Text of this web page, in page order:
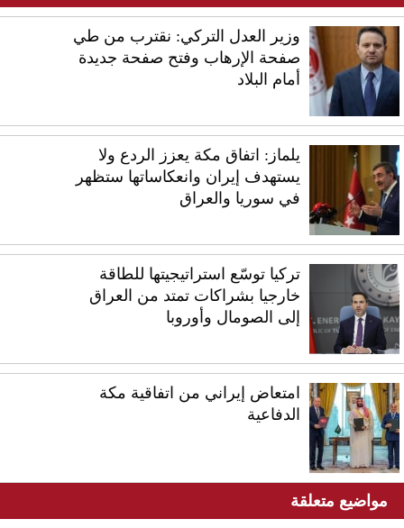
وزير العدل التركي: نقترب من طي
صفحة الإرهاب وفتح صفحة جديدة
أمام البلاد
يلماز: اتفاق مكة يعزز الردع ولا
يستهدف إيران وانعكاساتها ستظهر
في سوريا والعراق
تركيا توسّع استراتيجيتها للطاقة
خارجيا بشراكات تمتد من العراق
إلى الصومال وأوروبا
امتعاض إيراني من اتفاقية مكة
الدفاعية
مواضيع متعلقة